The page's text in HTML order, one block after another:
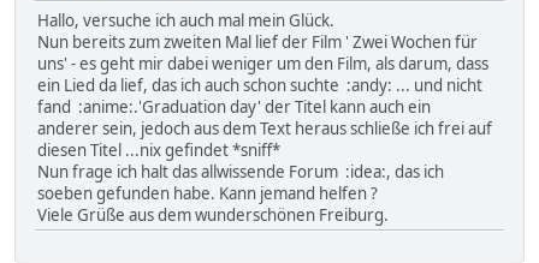
Hallo, versuche ich auch mal mein Glück.
Nun bereits zum zweiten Mal lief der Film ' Zwei Wochen für
uns' - es geht mir dabei weniger um den Film, als darum, dass
ein Lied da lief, das ich auch schon suchte :andy: ... und nicht
fand :anime:.'Graduation day' der Titel kann auch ein
anderer sein, jedoch aus dem Text heraus schließe ich frei auf
diesen Titel ...nix gefindet *sniff*
Nun frage ich halt das allwissende Forum :idea:, das ich
soeben gefunden habe. Kann jemand helfen ?
Viele Grüße aus dem wunderschönen Freiburg.